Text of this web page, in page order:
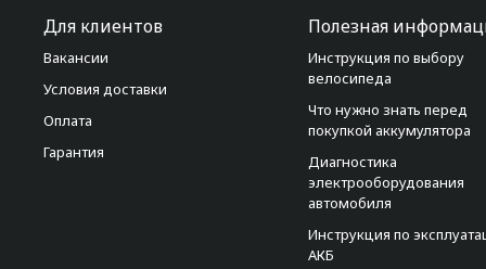
Для клиентов
Вакансии
Условия доставки
Оплата
Гарантия
Полезная
Инструкция по выбору
велосипеда
Что нужно знать перед
покупкой аккумулятора
Диагностика
электрооборудования
автомобиля
Инструкция по
АКБ